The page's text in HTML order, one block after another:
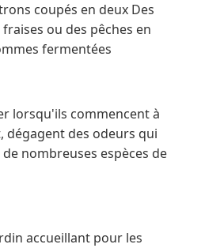
coupés en deux Des
ou des pêches en
fermentées
lorsqu'ils commencent à
des odeurs qui
nombreuses espèces de
accueillant pour les